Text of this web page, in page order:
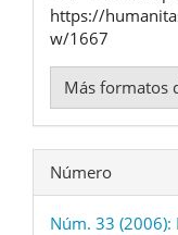
https://
w/1667
Más formatos
Número
Núm. 33